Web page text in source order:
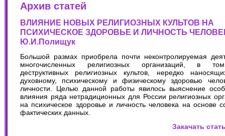
Архив статей
ВЛИЯНИЕ НОВЫХ РЕЛИГИОЗНЫХ КУЛЬТОВ НА
ПСИХИЧЕСКОЕ ЗДОРОВЬЕ И ЛИЧНОСТЬ
Ю.И.Полищук
Большой размах приобрела почти неконтролируемая
многочисленных религиозных организаций, в
деструктивных религиозных культов, нередко
духовному, психическому и физическому здоровью
личности. Целью данной работы явилось выяснение
влияния ряда нетрадиционных для России религиозных
на психическое здоровье и личность человека на основе
фактических данных.
Закачать